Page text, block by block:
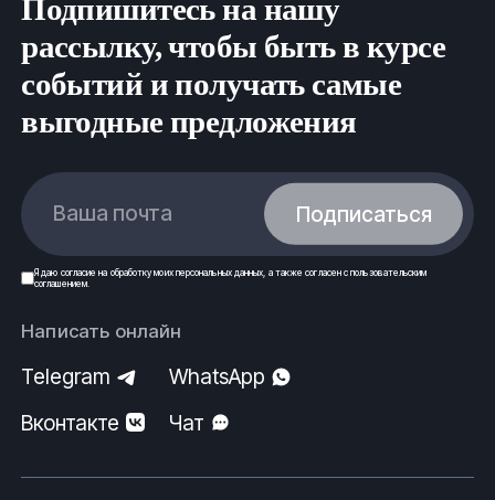
нормам безопасности и строго по государственным
стандартам (ГОСТ) и техническим условиям (ТУ).
ООО Ферус, г.Волгоград.
Подпишитесь на нашу
рассылку, чтобы быть в курсе
событий и получать самые
выгодные предложения
Ваша почта Подписаться
Я даю согласие на обработку моих персональных данных , а также согласен спользовательским
соглашением.
Написать онлайн
Telegram
WhatsApp
Вконтакте
Чат